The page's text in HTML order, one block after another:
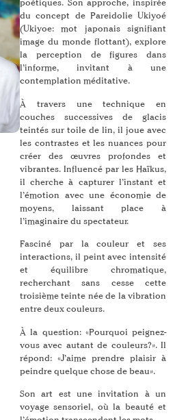
poétiques. Son approche, inspirée
du concept de Pareidolie Ukiyoé
(Ukiyoe: mot japonais signifiant
image du monde flottant), explore
la perception de figures dans
l’informe, invitant à une
contemplation méditative.
À travers une technique en
couches successives de glacis
teintés sur toile de lin, il joue avec
les contrastes et les nuances pour
créer des œuvres profondes et
vibrantes. Influencé par les Haïkus,
il cherche à capturer l’instant et
l’émotion avec une économie de
moyens, laissant place à
l’imaginaire du spectateur.
Fasciné par la couleur et ses
interactions, il peint avec intensité
et équilibre chromatique,
recherchant sans cesse cette
troisième teinte née de la vibration
entre deux couleurs.
À la question: «Pourquoi peignez-
vous avec autant de couleurs?». Il
répond: «J’aime prendre plaisir à
peindre quelque chose de beau».
Son art est une invitation à un
voyage sensoriel, où la beauté et